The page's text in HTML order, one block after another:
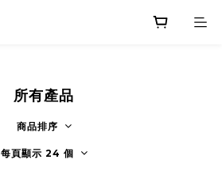
所有產品
商品排序
每頁顯示 24 個